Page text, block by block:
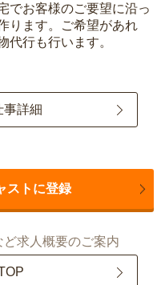
でお客様のご要望に沿っ
ります。ご希望があれ
代行も行います。
事詳細
ストに登録
求人概要のご案内